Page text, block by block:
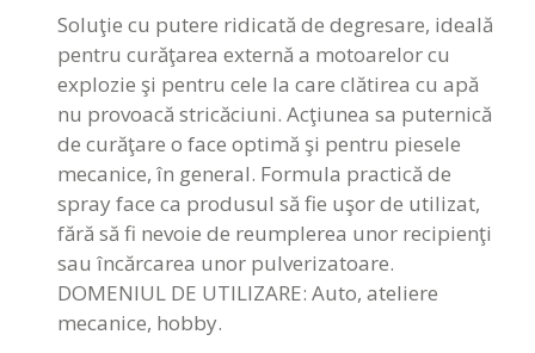
Soluţie cu putere ridicată de degresare, ideală
pentru curăţarea externă a motoarelor cu
explozie şi pentru cele la care clătirea cu apă
nu provoacă stricăciuni. Acţiunea sa puternică
de curăţare o face optimă şi pentru piesele
mecanice, în general. Formula practică de
spray face ca produsul să fie uşor de utilizat,
fără să fi nevoie de reumplerea unor recipienţi
sau încărcarea unor pulverizatoare.
DOMENIUL DE UTILIZARE: Auto, ateliere
mecanice, hobby.